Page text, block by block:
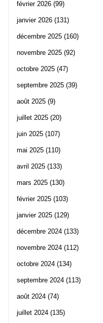
février 2026 (99)
janvier 2026 (131)
décembre 2025 (160)
novembre 2025 (92)
octobre 2025 (47)
septembre 2025 (39)
août 2025 (9)
juillet 2025 (20)
juin 2025 (107)
mai 2025 (110)
avril 2025 (133)
mars 2025 (130)
février 2025 (103)
janvier 2025 (129)
décembre 2024 (133)
novembre 2024 (112)
octobre 2024 (134)
septembre 2024 (113)
août 2024 (74)
juillet 2024 (135)